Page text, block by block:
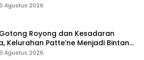
Pelayanan Kesehatan Berkualitas
Agustus 2026
Royong dan Kesadaran
Kelurahan Patte’ne Menjadi Bintang
Award 2026
Agustus 2026